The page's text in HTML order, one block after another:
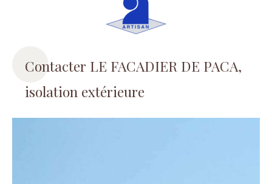
Contacter LE FACADIER DE PACA,
isolation extérieure